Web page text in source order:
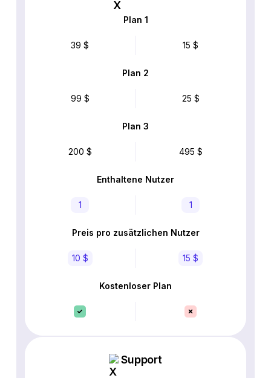
Plan 1
39 $ 15 $
Plan 2
99 $ 25 $
Plan 3
200 $ 495 $
Enthaltene Nutzer
1 1
Preis pro zusätzlichen Nutzer
10 $ 15 $
Kostenloser Plan
Support